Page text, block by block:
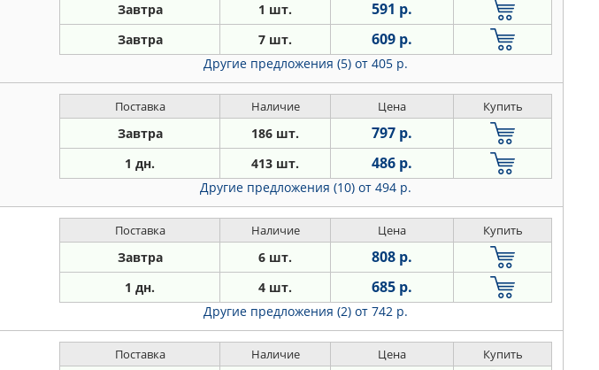
Завтра 1 шт. 591 р.
Завтра 7 шт. 609 р.
Другие предложения (5) от 405 р.
Поставка Наличие Цена Купить
Завтра 186 шт. 797 р.
1 дн. 413 шт. 486 р.
Другие предложения (10) от 494 р.
Поставка Наличие Цена Купить
Завтра 6 шт. 808 р.
1 дн. 4 шт. 685 р.
Другие предложения (2) от 742 р.
Поставка Наличие Цена Купить